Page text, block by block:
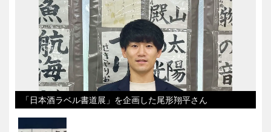
「日本酒ラベル書道展」を企画した尾形翔平さん